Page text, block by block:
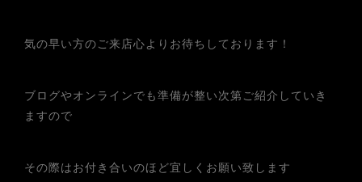
気の早い方のご来店心よりお待ちしております！
ブログやオンラインでも準備が整い次第ご紹介していき
ますので
その際はお付き合いのほど宜しくお願い致します